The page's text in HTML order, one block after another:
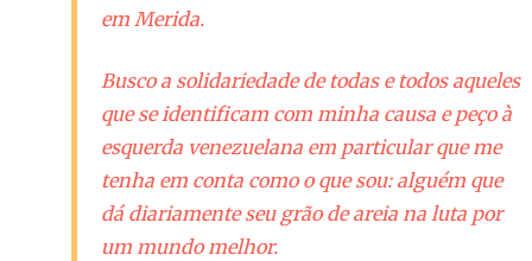
em Merida.
Busco a solidariedade de todas e todos aqueles
que se identificam com minha causa e peço à
esquerda venezuelana em particular que me
tenha em conta como o que sou: alguém que
dá diariamente seu grão de areia na luta por
um mundo melhor.